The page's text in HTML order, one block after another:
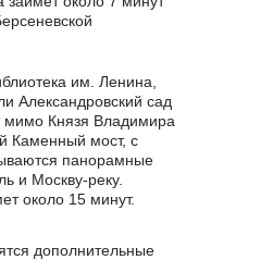
им. Ленина,
Александровский сад
мимо Князя Владимира
Каменный мост, с
панорамные
и Москву-реку.
около 15 минут.
дополнительные